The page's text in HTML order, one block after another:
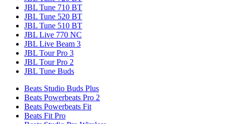
JBL Tune 710 BT
JBL Tune 520 BT
JBL Tune 510 BT
JBL Live 770 NC
JBL Live Beam 3
JBL Tour Pro 3
JBL Tour Pro 2
JBL Tune Buds
Beats Studio Buds Plus
Beats Powerbeats Pro 2
Beats Powerbeats Fit
Beats Fit Pro